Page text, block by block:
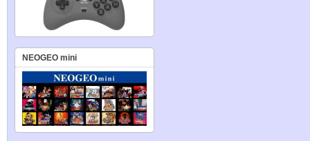
NEOGEO mini